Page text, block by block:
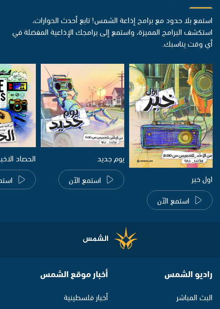
استمع بلا حدود مع برامج إذاعة الشمس! تابع أحدث الحوارات،
استكشف البرامج المميزة، واستمع إلى برامجك الإذاعية المفضلة في
أي وقت يناسبك.
اول خبر
استمع الآن
يوم جديد
استمع الآن
الحصاد
راديو الشمس
البث المباشر
أخبار موقع الشمس
أخبار فلسطينية